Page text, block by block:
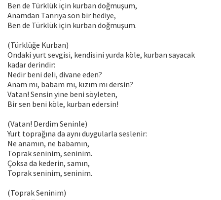
Ben de Türklük için kurban doğmuşum,
Anamdan Tanrıya son bir hediye,
Ben de Türklük için kurban doğmuşum.
(Türklüğe Kurban)
Ondaki yurt sevgisi, kendisini yurda köle, kurban sayacak
kadar derindir:
Nedir beni deli, divane eden?
Anam mı, babam mı, kızım mı dersin?
Vatan! Sensin yine beni söyleten,
Bir sen beni köle, kurban edersin!
(Vatan! Derdim Seninle)
Yurt toprağına da aynı duygularla seslenir:
Ne anamın, ne babamın,
Toprak seninim, seninim.
Çoksa da kederin, samın,
Toprak seninim, seninim.
(Toprak Seninim)